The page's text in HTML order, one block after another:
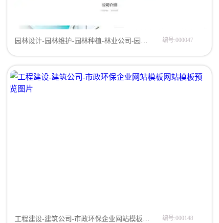
园林设计-园林维护-园林种植-林业公司-园林创意设计网站模板企业模板 编号:000047
工程建设-建筑公司-市政环保企业网站模板网站模板 编号:000148